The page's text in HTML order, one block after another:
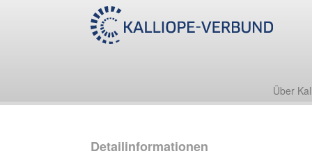
Über
Detailinformationen